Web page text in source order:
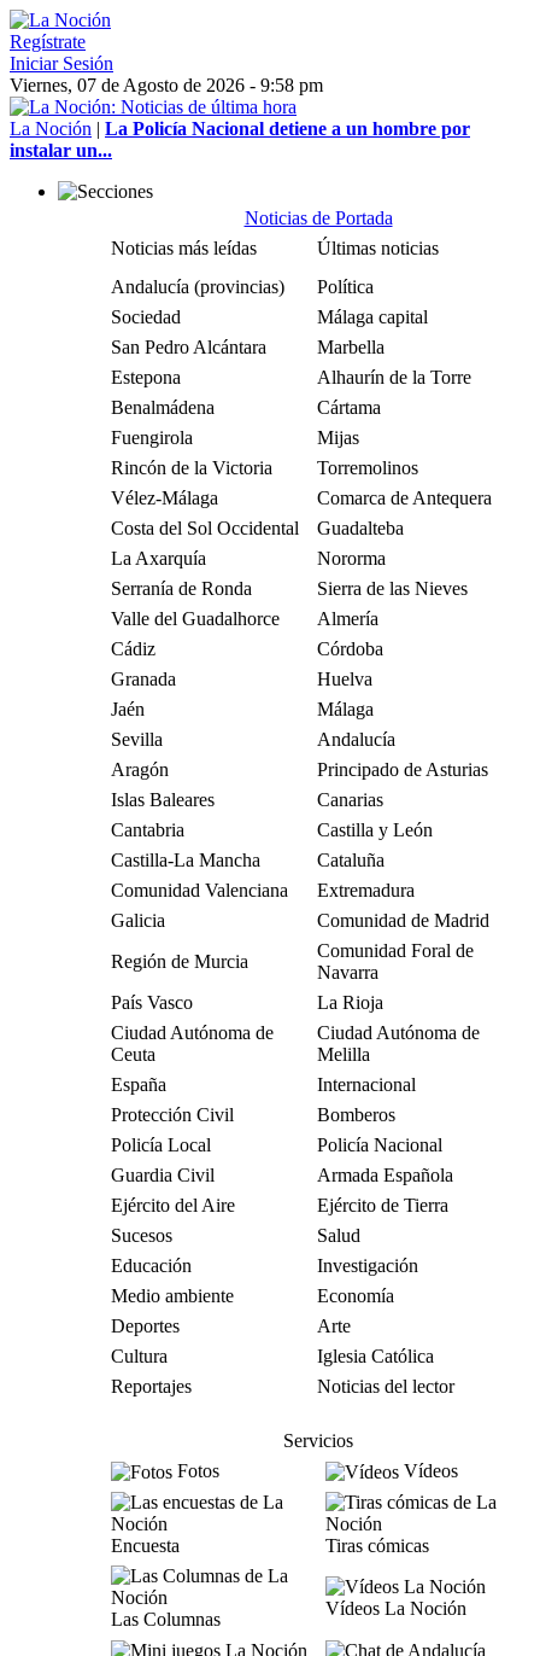
Regístrate
Iniciar Sesión
Viernes, 07 de Agosto de 2026 - 9:58 pm
La Noción | La Policía Nacional detiene a un hombre por
instalar un...
Noticias de Portada
Noticias más leídas
Últimas noticias
Andalucía (provincias)
Política
Sociedad
Málaga capital
San Pedro Alcántara
Marbella
Estepona
Alhaurín de la Torre
Benalmádena
Cártama
Fuengirola
Mijas
Rincón de la Victoria
Torremolinos
Vélez-Málaga
Comarca de Antequera
Costa del Sol Occidental
Guadalteba
La Axarquía
Nororma
Serranía de Ronda
Sierra de las Nieves
Valle del Guadalhorce
Almería
Cádiz
Córdoba
Granada
Huelva
Jaén
Málaga
Sevilla
Andalucía
Aragón
Principado de Asturias
Islas Baleares
Canarias
Cantabria
Castilla y León
Castilla-La Mancha
Cataluña
Comunidad Valenciana
Extremadura
Galicia
Comunidad de Madrid
Región de Murcia
Comunidad Foral de
Navarra
País Vasco
La Rioja
Ciudad Autónoma de
Ceuta
Ciudad Autónoma de
Melilla
España
Internacional
Protección Civil
Bomberos
Policía Local
Policía Nacional
Guardia Civil
Armada Española
Ejército del Aire
Ejército de Tierra
Sucesos
Salud
Educación
Investigación
Medio ambiente
Economía
Deportes
Arte
Cultura
Iglesia Católica
Reportajes
Noticias del lector
Servicios
Fotos
Vídeos
Encuesta Tiras cómicas
Las Columnas
Vídeos La Noción